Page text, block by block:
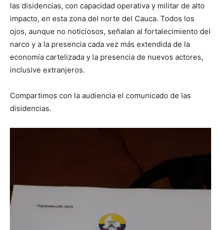
las disidencias, con capacidad operativa y militar de alto
impacto, en esta zona del norte del Cauca. Todos los
ojos, aunque no noticiosos, señalan al fortalecimiento del
narco y a la presencia cada vez más extendida de la
economía cartelizada y la presencia de nuevos actores,
inclusive extranjeros.
Compartimos con la audiencia el comunicado de las
disidencias.